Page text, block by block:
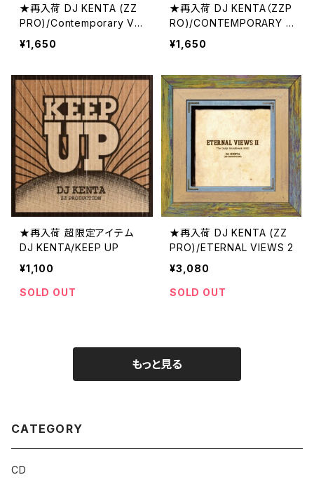
★再入荷 DJ KENTA (ZZ
PRO)/Contemporary Vy
be 8
¥1,650
★再入荷 DJ KENTA（ZZP
RO)/CONTEMPORARY V
YBE 7
¥1,650
★再入荷 超限定アイテム
DJ KENTA/KEEP UP
¥1,100
SOLD OUT
★再入荷 DJ KENTA (ZZ
PRO)/ETERNAL VIEWS 2
¥3,080
SOLD OUT
もっと見る
CATEGORY
CD